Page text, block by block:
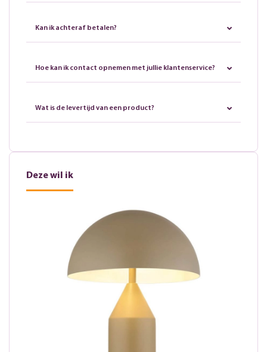
Kan ik achteraf betalen?
Hoe kan ik contact opnemen met jullie klantenservice?
Wat is de levertijd van een product?
Deze wil ik